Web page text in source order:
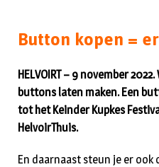
Button kopen =
HELVOIRT – 9 november
buttons laten maken. Een
tot het Keinder Kupkes
HelvoirThuis.
En daarnaast steun je er ook